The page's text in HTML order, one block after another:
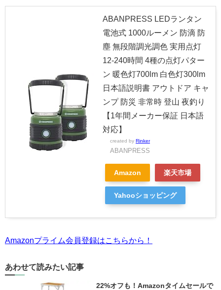
ABANPRESS LEDランタン
電池式 1000ルーメン 防滴 防
塵 無段階調光調色 実用点灯
12-240時間 4種の点灯パター
ン 暖色灯700lm 白色灯300lm
日本語説明書 アウトドア キャ
ンプ 防災 非常時 登山 夜釣り
【1年間メーカー保証 日本語
対応】
created by Rinker
ABANPRESS
Amazon 楽天市場
Yahooショッピング
Amazonプライム会員登録はこちらから！
あわせて読みたい記事
22%オフも！Amazonタイムセールで